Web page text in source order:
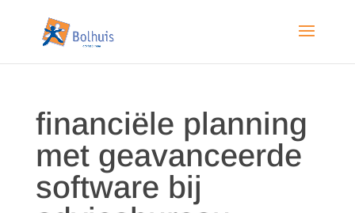
financiële planning
met geavanceerde
software bij